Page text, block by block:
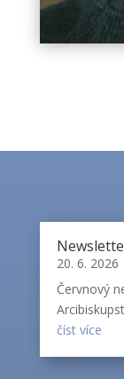
20. 6. 2026
Červnový
číst více